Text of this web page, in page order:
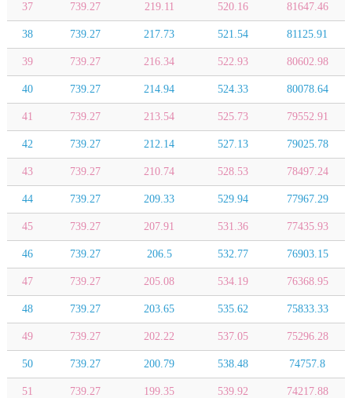
37 739.27 219.11 520.16 81647.46
38 739.27 217.73 521.54 81125.91
39 739.27 216.34 522.93 80602.98
40 739.27 214.94 524.33 80078.64
41 739.27 213.54 525.73 79552.91
42 739.27 212.14 527.13 79025.78
43 739.27 210.74 528.53 78497.24
44 739.27 209.33 529.94 77967.29
45 739.27 207.91 531.36 77435.93
46 739.27 206.5 532.77 76903.15
47 739.27 205.08 534.19 76368.95
48 739.27 203.65 535.62 75833.33
49 739.27 202.22 537.05 75296.28
50 739.27 200.79 538.48 74757.8
51 739.27 199.35 539.92 74217.88